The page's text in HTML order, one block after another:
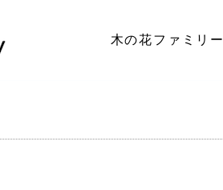
木の花ファミリー